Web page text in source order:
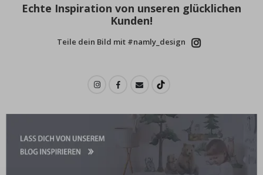
Echte Inspiration von unseren glücklichen
Kunden!
Teile dein Bild mit #namly_design